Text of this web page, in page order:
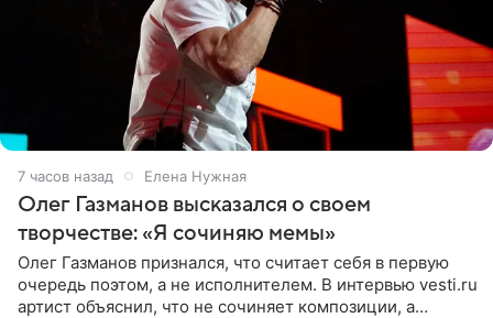
7 часов назад Елена Нужная
Олег Газманов высказался о своем
творчестве: «Я сочиняю мемы»
Олег Газманов признался, что считает себя в первую
очередь поэтом, а не исполнителем. В интервью vesti.ru
артист объяснил, что не сочиняет композиции, а